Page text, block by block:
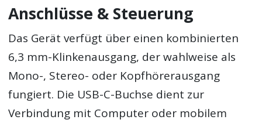
Anschlüsse & Steuerung
Das Gerät verfügt über einen kombinierten
6,3 mm-Klinkenausgang, der wahlweise als
Mono-, Stereo- oder Kopfhörerausgang
fungiert. Die USB-C-Buchse dient zur
Verbindung mit Computer oder mobilem